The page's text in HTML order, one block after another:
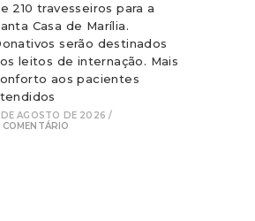
210 travesseiros para a
Casa de Marília.
serão destinados
leitos de internação. Mais
aos pacientes
AGOSTO DE 2026 /